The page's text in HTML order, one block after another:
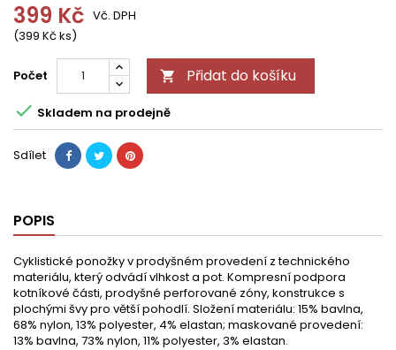
399 Kč
(399 Kč ks)
Vč. DPH
Počet  Přidat do košíku
 Skladem na prodejně
Sdílet
POPIS
Cyklistické ponožky v prodyšném provedení z technického
materiálu, který odvádí vlhkost a pot. Kompresní podpora
kotníkové části, prodyšné perforované zóny, konstrukce s
plochými švy pro větší pohodlí. Složení materiálu: 15% bavlna,
68% nylon, 13% polyester, 4% elastan; maskované provedení:
13% bavlna, 73% nylon, 11% polyester, 3% elastan.